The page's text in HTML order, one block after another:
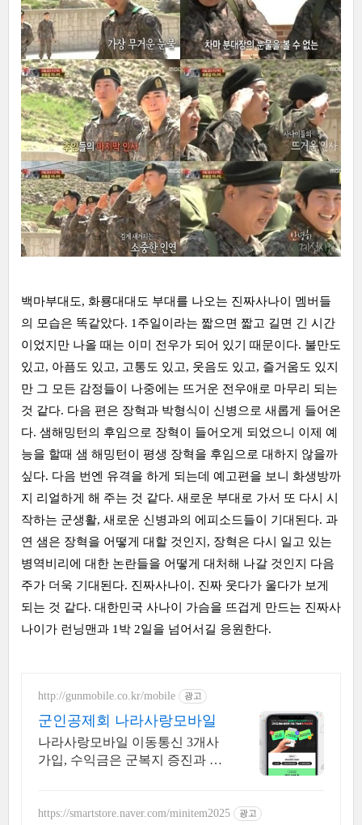
백마부대도, 화룡대대도 부대를 나오는 진짜사나이 멤버들
의 모습은 똑같았다. 1주일이라는 짧으면 짧고 길면 긴 시간
이었지만 나올 때는 이미 전우가 되어 있기 때문이다. 불만도
있고, 아픔도 있고, 고통도 있고, 웃음도 있고, 즐거움도 있지
만 그 모든 감정들이 나중에는 뜨거운 전우애로 마무리 되는
것 같다. 다음 편은 장혁과 박형식이 신병으로 새롭게 들어온
다. 샘해밍턴의 후임으로 장혁이 들어오게 되었으니 이제 예
능을 할때 샘 해밍턴이 평생 장혁을 후임으로 대하지 않을까
싶다. 다음 번엔 유격을 하게 되는데 예고편을 보니 화생방까
지 리얼하게 해 주는 것 같다. 새로운 부대로 가서 또 다시 시
작하는 군생활, 새로운 신병과의 에피소드들이 기대된다. 과
연 샘은 장혁을 어떻게 대할 것인지, 장혁은 다시 일고 있는
병역비리에 대한 논란들을 어떻게 대처해 나갈 것인지 다음
주가 더욱 기대된다. 진짜사나이. 진짜 웃다가 울다가 보게
되는 것 같다. 대한민국 사나이 가슴을 뜨겁게 만드는 진짜사
나이가 런닝맨과 1박 2일을 넘어서길 응원한다.
http://gunmobile.co.kr/mobile 광고
군인공제회 나라사랑모바일
나라사랑모바일 이동통신 3개사
가입, 수익금은 군복지 증진과 회
https://smartstore.naver.com/minitem2025 광고